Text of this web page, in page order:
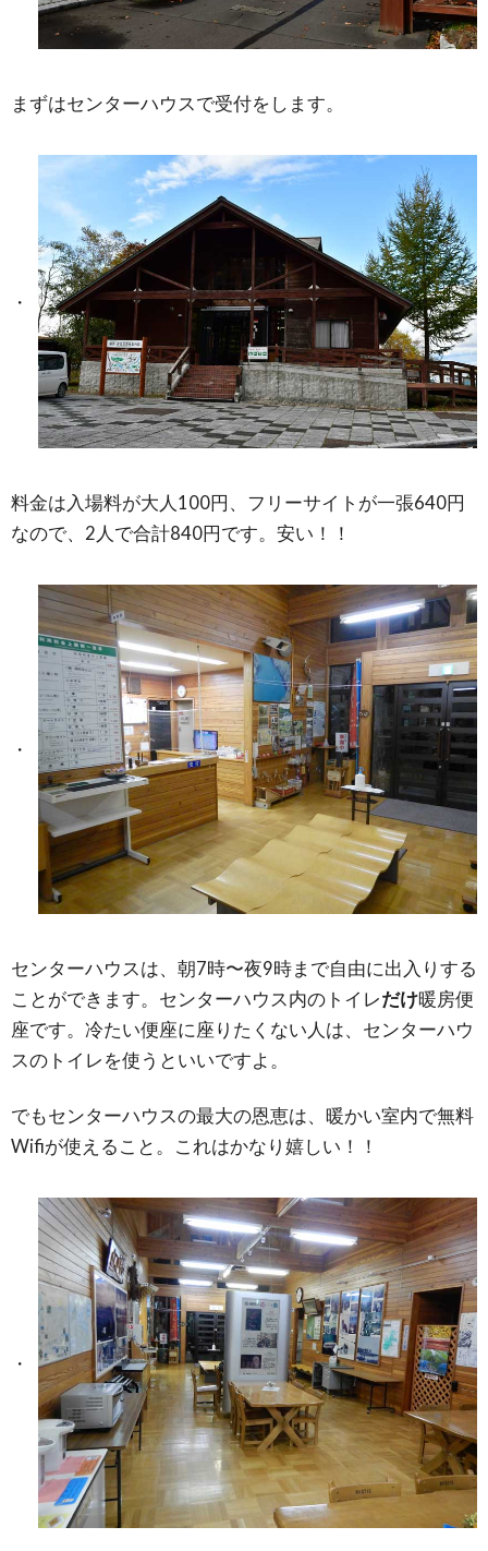
まずはセンターハウスで受付をします。
料金は入場料が大人100円、フリーサイトが一張640円
なので、2人で合計840円です。安い！！
センターハウスは、朝7時〜夜9時まで自由に出入りする
ことができます。センターハウス内のトイレだけ暖房便
座です。冷たい便座に座りたくない人は、センターハウ
スのトイレを使うといいですよ。
でもセンターハウスの最大の恩恵は、暖かい室内で無料
Wifiが使えること。これはかなり嬉しい！！